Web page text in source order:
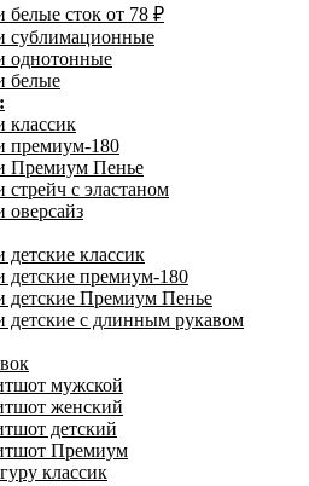
белые сток от 78 ₽
сублимационные
однотонные
белые
классик
премиум-180
Премиум Пенье
с эластаном
оверсайз
классик
детские премиум-180
детские Премиум Пенье
детские с длинным рукавом
мужской
женский
детский
Премиум
классик